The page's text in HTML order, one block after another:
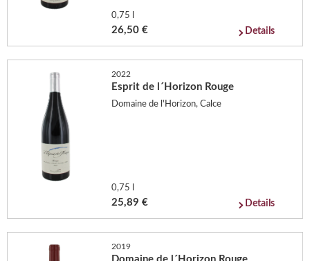
0,75 l
26,50 € Details
2022
Esprit de l´Horizon Rouge
Domaine de l'Horizon, Calce
0,75 l
25,89 € Details
2019